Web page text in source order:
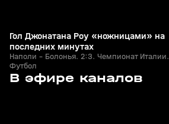
Гол Джонатана Роу «ножницами» на
последних минутах
Наполи - Болонья. 2:3. Чемпионат Италии.
Футбол
В эфире каналов
с 23:05